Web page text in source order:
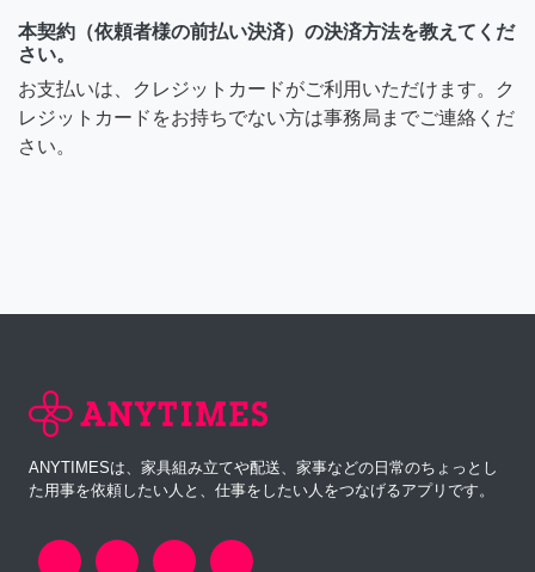
本契約（依頼者様の前払い決済）の決済方法を教えてくだ
さい。
お支払いは、クレジットカードがご利用いただけます。ク
レジットカードをお持ちでない方は事務局までご連絡くだ
さい。
ANYTIMESは、家具組み立てや配送、家事などの日常のちょっとし
た用事を依頼したい人と、仕事をしたい人をつなげるアプリです。